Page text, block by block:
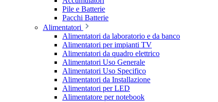
Pile e Batterie
Pacchi Batterie
Alimentatori
Alimentatori da laboratorio e da banco
Alimentatori per impianti TV
Alimentatori da quadro elettrico
Alimentatori Uso Generale
Alimentatori Uso Specifico
Alimentatori da Installazione
Alimentatori per LED
Alimentatore per notebook